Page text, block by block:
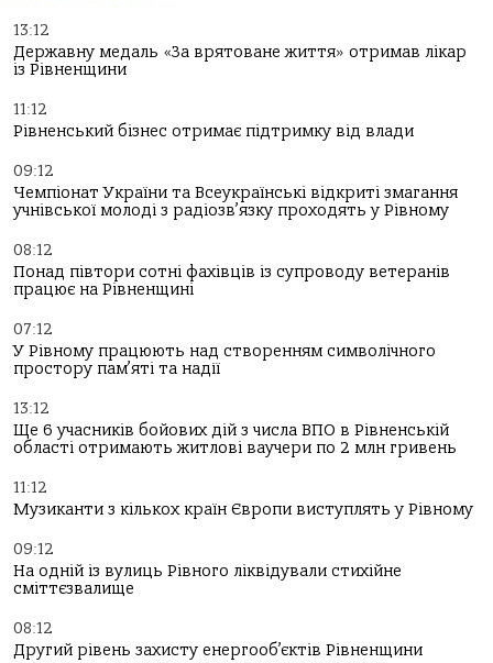
13:12
Державну медаль «За врятоване життя» отримав лікар
із Рівненщини
11:12
Рівненський бізнес отримає підтримку від влади
09:12
Чемпіонат України та Всеукраїнські відкриті змагання
учнівської молоді з радіозв’язку проходять у Рівному
08:12
Понад півтори сотні фахівців із супроводу ветеранів
працює на Рівненщині
07:12
У Рівному працюють над створенням символічного
простору пам’яті та надії
13:12
Ще 6 учасників бойових дій з числа ВПО в Рівненській
області отримають житлові ваучери по 2 млн гривень
11:12
Музиканти з кількох країн Європи виступлять у Рівному
09:12
На одній із вулиць Рівного ліквідували стихійне
сміттєзвалище
08:12
Другий рівень захисту енергооб’єктів Рівненщини